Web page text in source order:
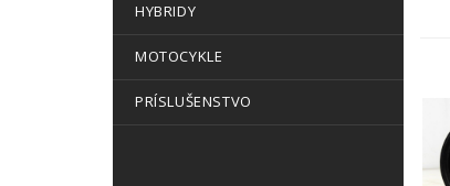
HYBRIDY
MOTOCYKLE
PRÍSLUŠENSTVO